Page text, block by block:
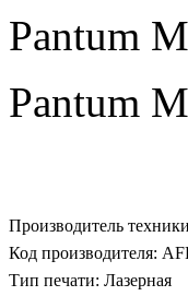
Pantum
Pantum
Производитель
Код производителя:
Тип печати: Лазерная